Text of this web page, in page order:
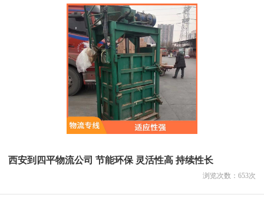
西安到四平物流公司 节能环保 灵活性高 持续性长
浏览次数： 653次